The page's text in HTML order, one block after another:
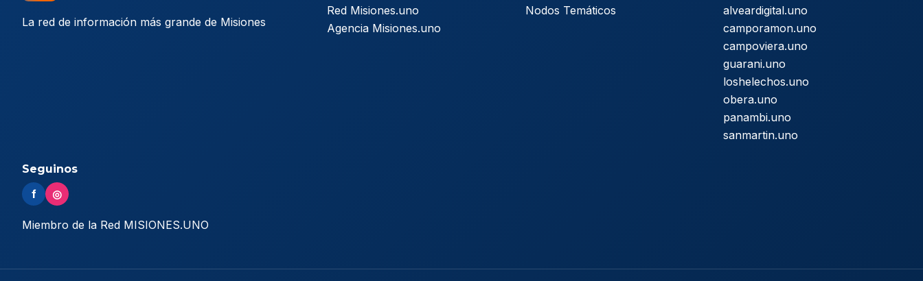
La red de información más grande de Misiones
Red Misiones.uno
Agencia Misiones.uno
Nodos Temáticos
alveardigital.uno
camporamon.uno
campoviera.uno
guarani.uno
loshelechos.uno
obera.uno
panambi.uno
sanmartin.uno
Seguinos
f ◎
Miembro de la Red MISIONES.UNO